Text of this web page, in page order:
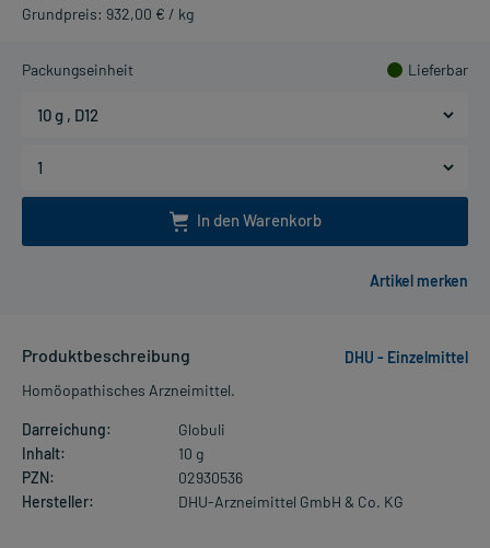
Grundpreis: 932,00 € / kg
Packungseinheit Lieferbar
In den Warenkorb
Produktbeschreibung
DHU - Einzelmittel
Homöopathisches Arzneimittel.
Darreichung:
Globuli
Inhalt:
10 g
PZN:
02930536
Hersteller:
DHU-Arzneimittel GmbH & Co. KG